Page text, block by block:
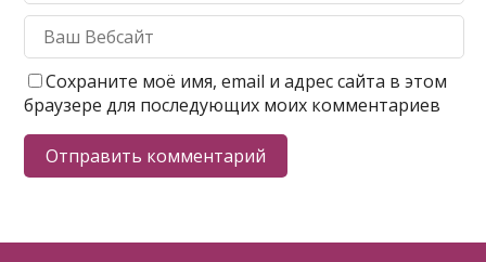
Сохраните моё имя, email и адрес сайта в этом
браузере для последующих моих комментариев